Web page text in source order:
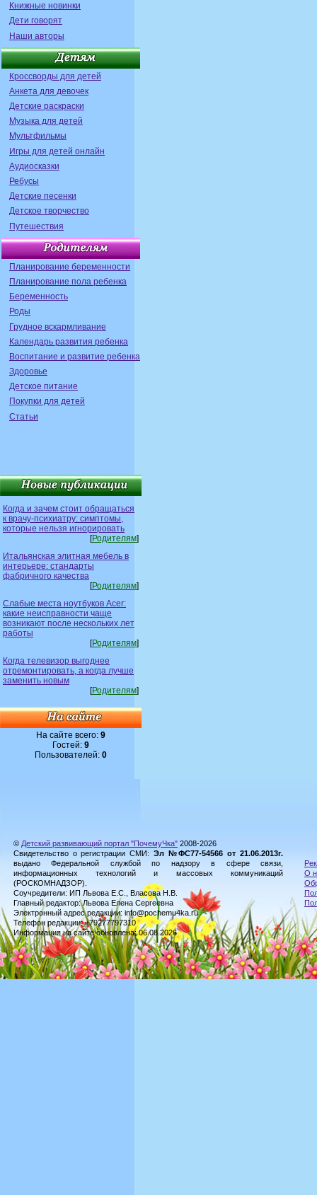
Книжные новинки
Дети говорят
Наши авторы
Кроссворды для детей
Анкета для девочек
Детские раскраски
Музыка для детей
Мультфильмы
Игры для детей онлайн
Аудиосказки
Ребусы
Детские песенки
Детское творчество
Путешествия
Планирование беременности
Планирование пола ребенка
Беременность
Роды
Грудное вскармливание
Календарь развития ребенка
Воспитание и развитие ребенка
Здоровье
Детское питание
Покупки для детей
Статьи
Когда и зачем стоит обращаться
к врачу-психиатру: симптомы,
которые нельзя игнорировать
[Родителям]
Итальянская элитная мебель в
интерьере: стандарты
фабричного качества
[Родителям]
Слабые места ноутбуков Acer:
какие неисправности чаще
возникают после нескольких лет
работы
[Родителям]
Когда телевизор выгоднее
отремонтировать, а когда лучше
заменить новым
[Родителям]
На сайте всего: 9
Гостей: 9
Пользователей: 0
© Детский развивающий портал "ПочемуЧка" 2008-2026
Свидетельство о регистрации СМИ: Эл №ФС77-54566 от 21.06.2013г.
выдано Федеральной службой по надзору в сфере связи,
информационных технологий и массовых коммуникаций
(РОСКОМНАДЗОР).
Соучредители: ИП Львова Е.С., Власова Н.В.
Главный редактор: Львова Елена Сергеевна
Электронный адрес редакции: info@pochemu4ka.ru
Телефон редакции: +79277797310
Информация на сайте обновлена: 06.08.2026
О